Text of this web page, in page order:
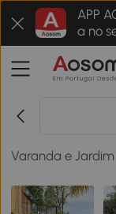
APP
a no
Varanda e Jardim